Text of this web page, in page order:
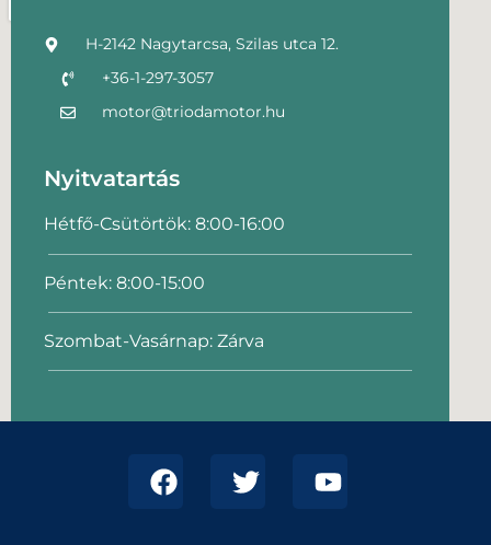
H-2142 Nagytarcsa, Szilas utca 12.
+36-1-297-3057
motor@triodamotor.hu
Nyitvatartás
Hétfő-Csütörtök: 8:00-16:00
Péntek: 8:00-15:00
Szombat-Vasárnap: Zárva